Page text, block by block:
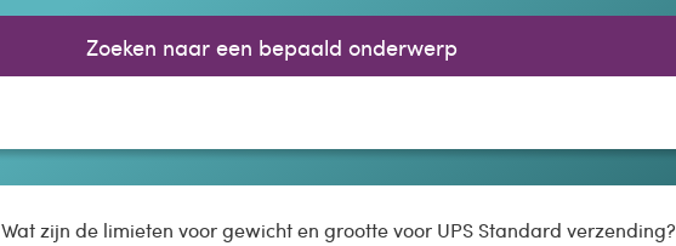
Zoeken naar een bepaald onderwerp
Wat zijn de limieten voor gewicht en grootte voor UPS Standard verzending?